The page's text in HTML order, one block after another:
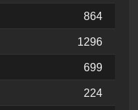
864
1296
699
224